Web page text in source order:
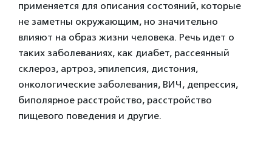
применяется для описания состояний, которые
не заметны окружающим, но значительно
влияют на образ жизни человека. Речь идет о
таких заболеваниях, как диабет, рассеянный
склероз, артроз, эпилепсия, дистония,
онкологические заболевания, ВИЧ, депрессия,
биполярное расстройство, расстройство
пищевого поведения и другие.